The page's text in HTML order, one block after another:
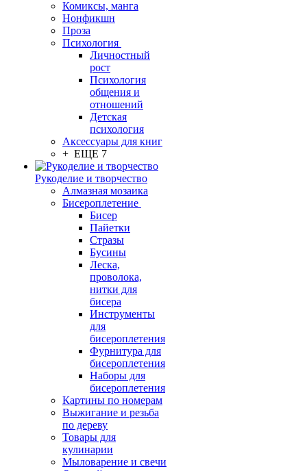
Комиксы, манга
Нонфикшн
Проза
Психология
Личностный
рост
Психология
общения и
отношений
Детская
психология
Аксессуары для книг
+ ЕЩЕ 7
Рукоделие и творчество
Алмазная мозаика
Бисероплетение
Бисер
Пайетки
Стразы
Бусины
Леска,
проволока,
нитки для
бисера
Инструменты
для
бисероплетения
Фурнитура для
бисероплетения
Наборы для
бисероплетения
Картины по номерам
Выжигание и резьба
по дереву
Товары для
кулинарии
Мыловарение и свечи